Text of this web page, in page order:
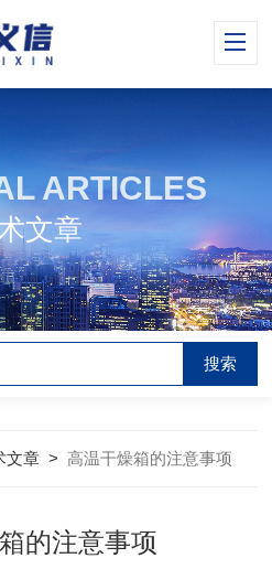
ARTICLES
文章
文章 >高温干燥箱的注意事项
的注意事项